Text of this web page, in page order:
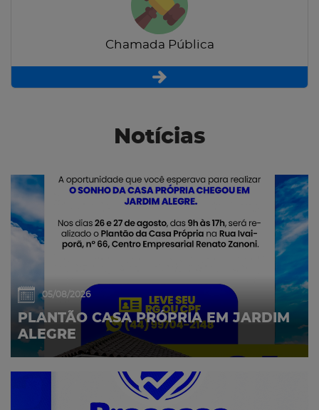
Chamada Pública
Notícias
05/08/2026
PLANTÃO CASA PRÓPRIA EM JARDIM
ALEGRE